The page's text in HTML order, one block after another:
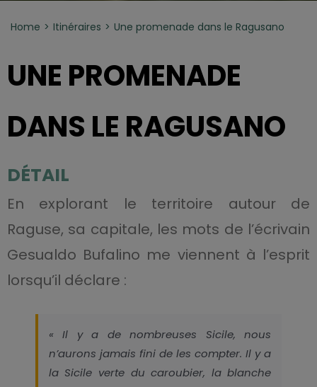
Home Itinéraires Une promenade dans le Ragusano
UNE PROMENADE
DANS LE RAGUSANO
DÉTAIL
En explorant le territoire autour de
Raguse, sa capitale, les mots de l’écrivain
Gesualdo Bufalino me viennent à l’esprit
lorsqu’il déclare :
« Il y a de nombreuses Sicile, nous
n’aurons jamais fini de les compter. Il y a
la Sicile verte du caroubier, la blanche